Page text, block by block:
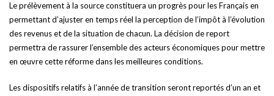
Le prélèvement à la source constituera un progrès pour les Français en
permettant d’ajuster en temps réel la perception de l’impôt à l’évolution
des revenus et de la situation de chacun. La décision de report
permettra de rassurer l’ensemble des acteurs économiques pour mettre
en œuvre cette réforme dans les meilleures conditions.
Les dispositifs relatifs à l’année de transition seront reportés d’un an et